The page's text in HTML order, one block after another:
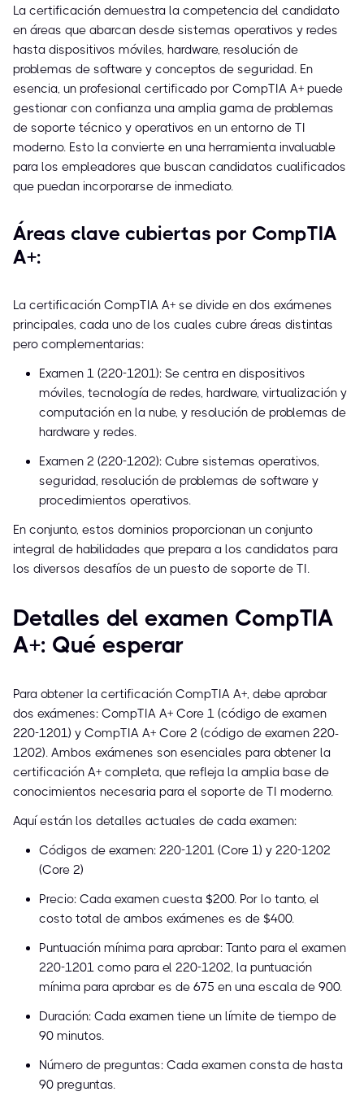
La certificación demuestra la competencia del candidato
en áreas que abarcan desde sistemas operativos y redes
hasta dispositivos móviles, hardware, resolución de
problemas de software y conceptos de seguridad. En
esencia, un profesional certificado por CompTIA A+ puede
gestionar con confianza una amplia gama de problemas
de soporte técnico y operativos en un entorno de TI
moderno. Esto la convierte en una herramienta invaluable
para los empleadores que buscan candidatos cualificados
que puedan incorporarse de inmediato.
Áreas clave cubiertas por CompTIA
A+:
La certificación CompTIA A+ se divide en dos exámenes
principales, cada uno de los cuales cubre áreas distintas
pero complementarias:
Examen 1 (220-1201): Se centra en dispositivos
móviles, tecnología de redes, hardware, virtualización y
computación en la nube, y resolución de problemas de
hardware y redes.
Examen 2 (220-1202): Cubre sistemas operativos,
seguridad, resolución de problemas de software y
procedimientos operativos.
En conjunto, estos dominios proporcionan un conjunto
integral de habilidades que prepara a los candidatos para
los diversos desafíos de un puesto de soporte de TI.
Detalles del examen CompTIA
A+: Qué esperar
Para obtener la certificación CompTIA A+, debe aprobar
dos exámenes: CompTIA A+ Core 1 (código de examen
220-1201) y CompTIA A+ Core 2 (código de examen 220-
1202). Ambos exámenes son esenciales para obtener la
certificación A+ completa, que refleja la amplia base de
conocimientos necesaria para el soporte de TI moderno.
Aquí están los detalles actuales de cada examen:
Códigos de examen: 220-1201 (Core 1) y 220-1202
(Core 2)
Precio: Cada examen cuesta $200. Por lo tanto, el
costo total de ambos exámenes es de $400.
Puntuación mínima para aprobar: Tanto para el examen
220-1201 como para el 220-1202, la puntuación
mínima para aprobar es de 675 en una escala de 900.
Duración: Cada examen tiene un límite de tiempo de
90 minutos.
Número de preguntas: Cada examen consta de hasta
90 preguntas.